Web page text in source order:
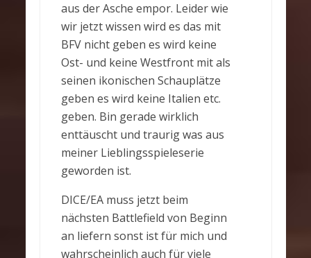
aus der Asche empor. Leider wie
wir jetzt wissen wird es das mit
BFV nicht geben es wird keine
Ost- und keine Westfront mit als
seinen ikonischen Schauplätze
geben es wird keine Italien etc.
geben. Bin gerade wirklich
enttäuscht und traurig was aus
meiner Lieblingsspieleserie
geworden ist.
DICE/EA muss jetzt beim
nächsten Battlefield von Beginn
an liefern sonst ist für mich und
wahrscheinlich auch für viele